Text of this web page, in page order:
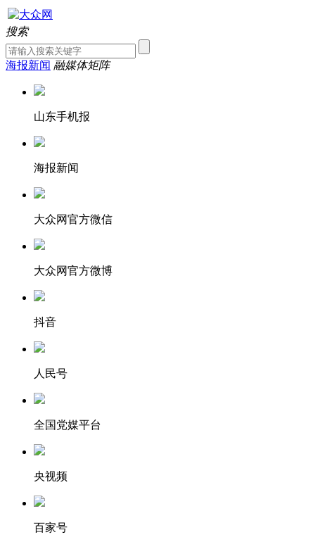
搜索
海报新闻 融媒体矩阵
山东手机报
海报新闻
大众网官方微信
大众网官方微博
抖音
人民号
全国党媒平台
央视频
百家号